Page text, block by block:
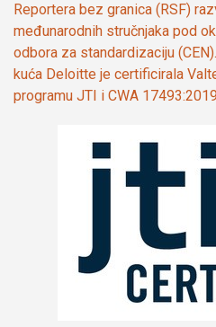
Reportera bez granica (RSF)
međunarodnih stručnjaka pod
odbora za standardizaciju
kuća Deloitte je certificirala
programu JTI i CWA